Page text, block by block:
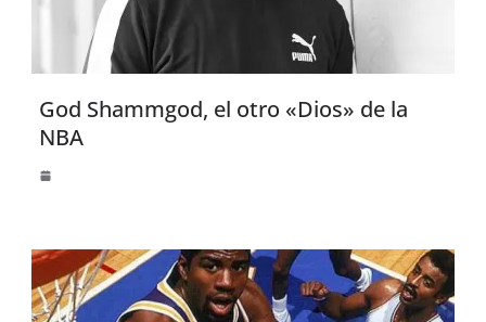
God Shammgod, el otro «Dios» de la
NBA